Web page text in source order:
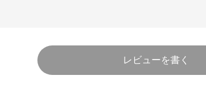
レビューを書く